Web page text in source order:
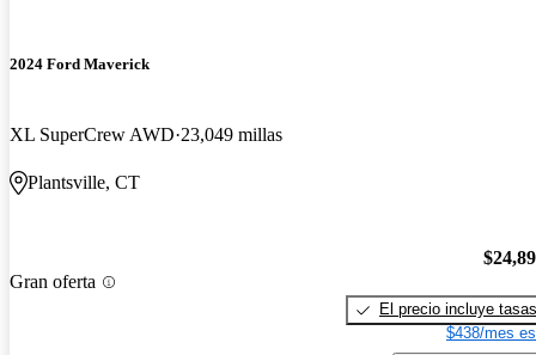
2024 Ford Maverick
XL SuperCrew AWD 23,049 millas
Plantsville, CT
Gran oferta
El precio incluye tasas
$438/mes